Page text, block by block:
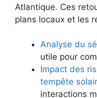
Atlantique. Ces
plans locaux et les
Analyse du
utile pour
Impact des
tempête
interactions